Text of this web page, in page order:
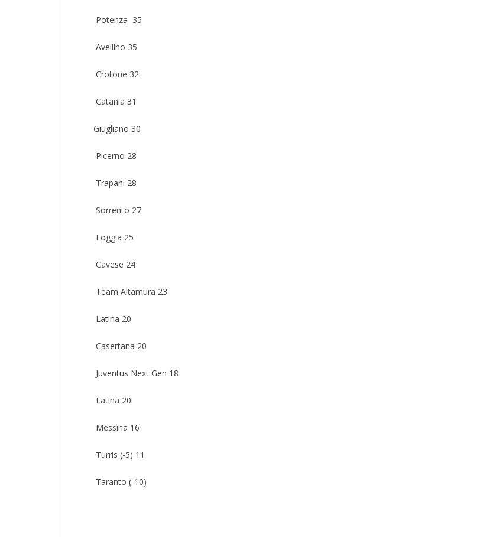
Potenza 35
Avellino 35
Crotone 32
Catania 31
Giugliano 30
Picerno 28
Trapani 28
Sorrento 27
Foggia 25
Cavese 24
Team Altamura 23
Latina 20
Casertana 20
Juventus Next Gen 18
Latina 20
Messina 16
Turris (-5) 11
Taranto (-10)